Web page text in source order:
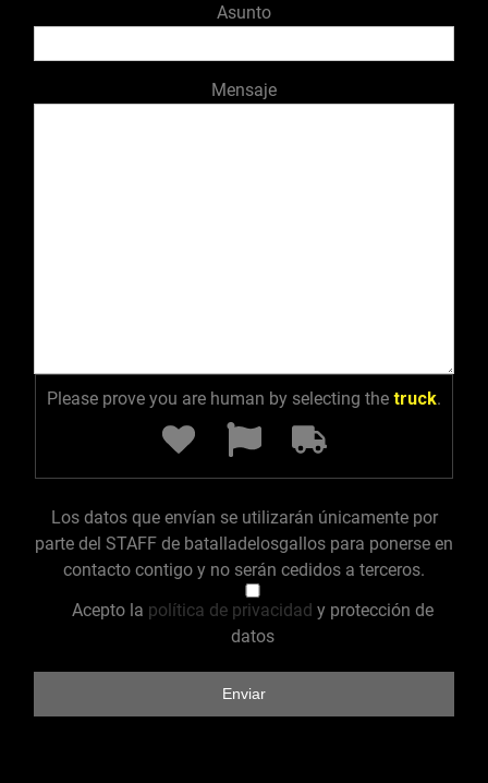
Asunto
Mensaje
Please prove you are human by selecting the truck.
Los datos que envían se utilizarán únicamente por
parte del STAFF de batalladelosgallos para ponerse en
contacto contigo y no serán cedidos a terceros.
Acepto la política de privacidad y protección de
datos